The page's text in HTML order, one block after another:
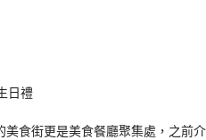
食街更是美食餐廳聚集處，之前